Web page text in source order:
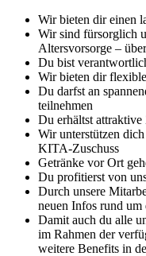
Wir bieten dir einen
Wir sind fürsorglich
Altersvorsorge –
Du bist
Wir bieten dir
Du darfst an
teilnehmen
Du erhältst attraktive
Wir unterstützen
KITA-Zuschuss
Getränke vor Ort
Du profitierst von
Durch unsere
neuen Infos rund
Damit auch du alle
im Rahmen der
weitere Benefits in